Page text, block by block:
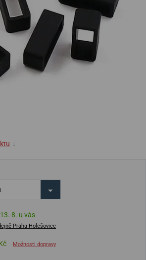
↓
8. u vás
Praha Holešovice
Možnosti dopravy